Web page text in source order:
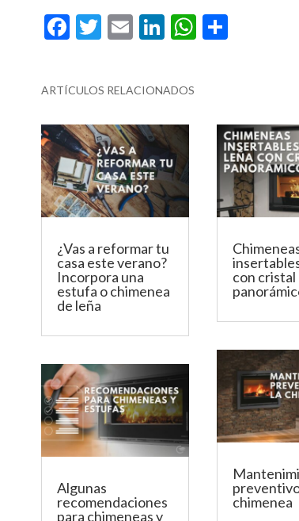
F
b
o
o
k
T
er
E
l
Li
dI
n
WC
ar
ti
r
ARTÍCULOS RELACIONADOS
¿Vas a reformar tu
casa este verano?
Incorpora una
estufa o chimenea
de leña
Algunas
recomendaciones
para chimeneas y
con cristal
chimenea